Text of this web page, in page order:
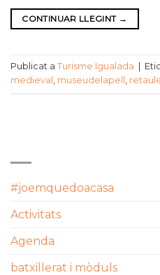
CONTINUAR LLEGINT →
Publicat a Turisme Igualada
medieval , museudelapell ,
#joemquedoacasa
Activitats
Agenda
batxillerat i mòduls